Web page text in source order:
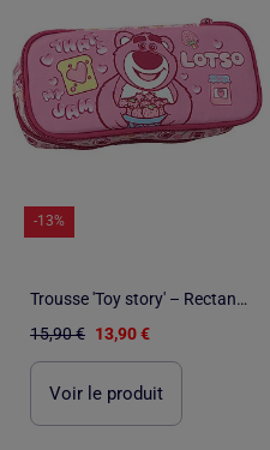
-13%
Trousse 'Toy story' – Rectangulaire Lotso 2 compartiments – 23 cm
15,90 € 13,90 €
Voir le produit